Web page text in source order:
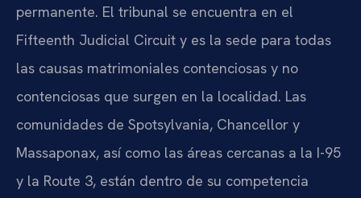
permanente. El tribunal se encuentra en el
Fifteenth Judicial Circuit y es la sede para todas
las causas matrimoniales contenciosas y no
contenciosas que surgen en la localidad. Las
comunidades de Spotsylvania, Chancellor y
Massaponax, así como las áreas cercanas a la I-95
y la Route 3, están dentro de su competencia